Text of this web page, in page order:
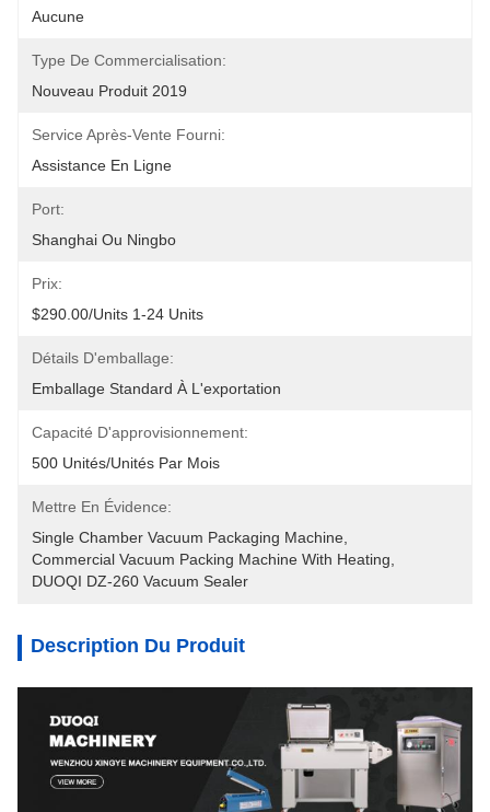
Aucune
Type De Commercialisation:
Nouveau Produit 2019
Service Après-Vente Fourni:
Assistance En Ligne
Port:
Shanghai Ou Ningbo
Prix:
$290.00/units 1-24 Units
Détails D'emballage:
Emballage Standard À L'exportation
Capacité D'approvisionnement:
500 Unités/unités Par Mois
Mettre En Évidence:
Single Chamber Vacuum Packaging Machine
Commercial Vacuum Packing Machine With Heating
DUOQI DZ-260 Vacuum Sealer
Description Du Produit